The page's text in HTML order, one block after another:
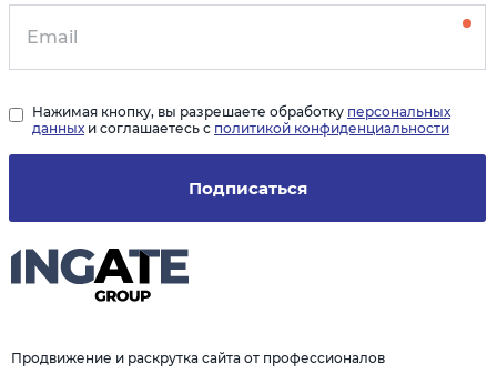
Продвижение и раскрутка сайта от профессионалов
Подписаться
Нажимая кнопку, вы разрешаете обработку персональных
данных и соглашаетесь с политикой конфиденциальности